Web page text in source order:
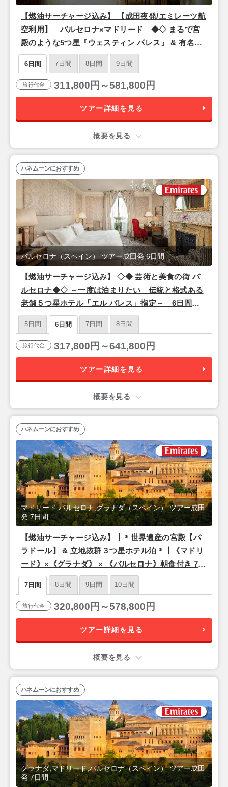
【燃油サーチャージ込み】 【成田夜発/エミレーツ航
空利用】 バルセロナ×マドリード ◆◇ まるで宮
殿のような5つ星『ウェスティン パレス』 & 有名デ
ザイナーが手掛けた5つ星『サー ビクター』宿泊
◇◆ 6日間
6日間 7日間 8日間 9日間
旅行代金 311,800円～581,800円
ツアー詳細を見る
概要を見る
【燃油サーチャージ込み】 ◇◆ 芸術と美食の街 バ
ルセロナ◆◇ ～一度は泊まりたい 伝統と格式ある
老舗５つ星ホテル「エル パレス」指定～ 6日間
【成田夜発/エミレーツ航空利用】
バルセロナ（スペイン） ツアー成田発 6日間
ハネムーンにおすすめ
5日間 6日間 7日間 8日間
旅行代金 317,800円～641,800円
ツアー詳細を見る
概要を見る
【燃油サーチャージ込み】┃＊世界遺産の宮殿【パ
ラドール】 & 立地抜群３つ星ホテル泊＊┃《マドリ
ード》×《グラナダ》 × 《バルセロナ》朝食付き 7日
間【成田夜発/エミレーツ航空利用】
マドリード,バルセロナ,グラナダ（スペイン） ツアー成田
発 7日間
ハネムーンにおすすめ
7日間 8日間 9日間 10日間
旅行代金 320,800円～578,800円
ツアー詳細を見る
概要を見る
グラナダ,マドリード,バルセロナ（スペイン） ツアー成田
発 7日間
ハネムーンにおすすめ